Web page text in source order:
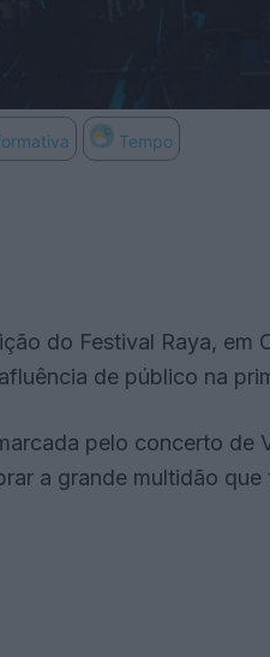
Tempo
do Festival Raya,
de público na
pelo concerto de
a grande multidão que